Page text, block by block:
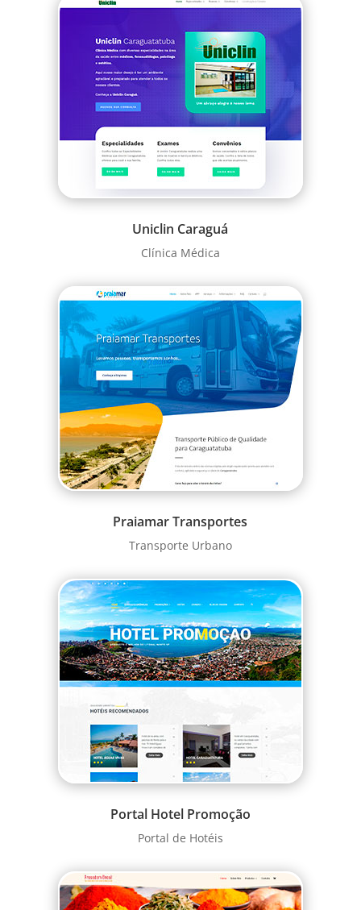
Uniclin Caraguá
Clínica Médica
Praiamar Transportes
Transporte Urbano
Portal Hotel Promoção
Portal de Hotéis